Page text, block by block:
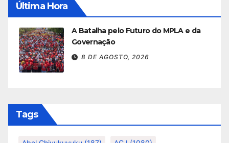
Última Hora
A Batalha pelo Futuro do MPLA e da
Governação
8 DE AGOSTO, 2026
Tags